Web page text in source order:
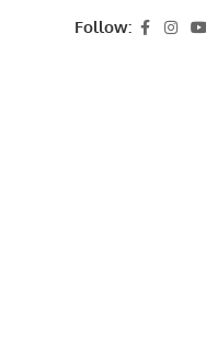
Follow: